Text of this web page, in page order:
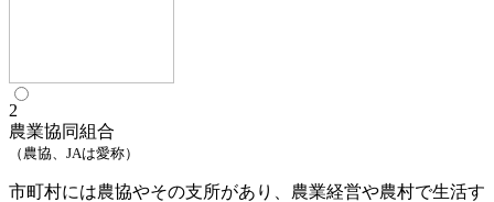
2
農業協同組合
（農協、JAは愛称）
市町村には農協やその支所があり、農業経営や農村で生活す